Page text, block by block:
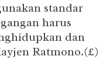
standar
harus
dan
Ratmono.(£)